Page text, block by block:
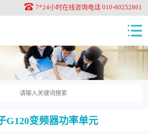
7*24小时在线咨询电话 010-80252861
G120变频器功率单元